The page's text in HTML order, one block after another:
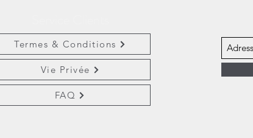
Termes & Conditions
Vie Privée
FAQ